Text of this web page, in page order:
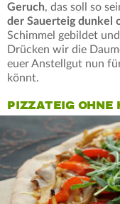
Geruch, das soll so
der Sauerteig dunkel
Schimmel gebildet
Drücken wir die
euer Anstellgut nun
könnt.
PIZZATEIG OHNE